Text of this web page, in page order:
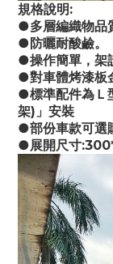
規格說明:
●多層編織物品
●防曬耐酸鹼。
●操作簡單，架
●對車體烤漆板
●標準配件為Ｌ
架)」安裝
●部份車款可選
●展開尺寸